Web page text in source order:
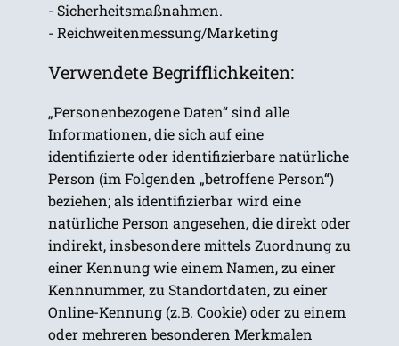
- Sicherheitsmaßnahmen.
- Reichweitenmessung/Marketing
Verwendete Begrifflichkeiten:
„Personenbezogene Daten“ sind alle
Informationen, die sich auf eine
identifizierte oder identifizierbare natürliche
Person (im Folgenden „betroffene Person“)
beziehen; als identifizierbar wird eine
natürliche Person angesehen, die direkt oder
indirekt, insbesondere mittels Zuordnung zu
einer Kennung wie einem Namen, zu einer
Kennnummer, zu Standortdaten, zu einer
Online-Kennung (z.B. Cookie) oder zu einem
oder mehreren besonderen Merkmalen